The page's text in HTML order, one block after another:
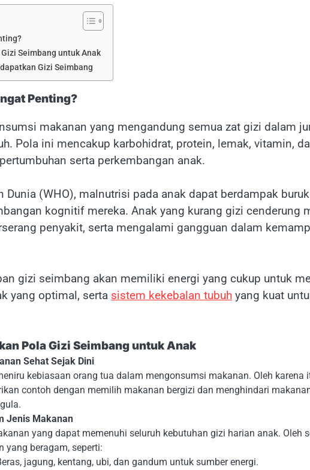
Seimbang untuk Anak
Gizi Seimbang
Penting?
makanan yang mengandung semua zat gizi dalam
Pola ini mencakup karbohidrat, protein, lemak, vitamin,
serta perkembangan anak.
Dunia (WHO), malnutrisi pada anak dapat berdampak
kognitif mereka. Anak yang kurang gizi cenderung
penyakit, serta mengalami gangguan dalam
gizi seimbang akan memiliki energi yang cukup untuk
yang optimal, serta sistem kekebalan tubuh yang kuat
Pola Gizi Seimbang untuk Anak
Sehat Sejak Dini
kebiasaan orang tua dalam mengonsumsi makanan. Oleh karena
contoh dengan memilih makanan bergizi dan menghindari
Jenis Makanan
yang dapat memenuhi seluruh kebutuhan gizi harian anak. Oleh
yang beragam, seperti:
jagung, kentang, ubi, dan gandum untuk sumber energi.